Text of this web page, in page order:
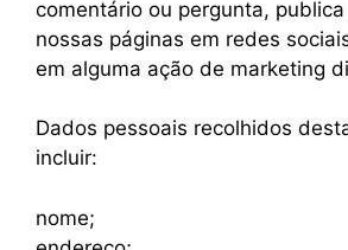
comentário ou pergunta,
nossas páginas em redes
em alguma ação de marketing
Dados pessoais recolhidos
incluir:
nome;